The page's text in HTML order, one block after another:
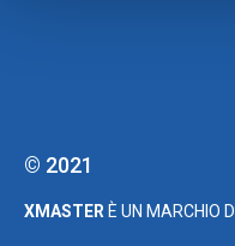
© 2021
XMASTER È UN MARCHIO